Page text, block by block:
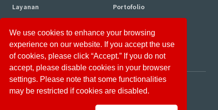
Layanan Portofolio
Berita Karir
Disclaimer
Privacy Policy
We use cookies to enhance your browsing
experience on our website. If you accept the use
of cookies, please click “Accept.” If you do not
accept, please disable cookies in your browser
settings. Please note that some functionalities
may be restricted if cookies are disabled.